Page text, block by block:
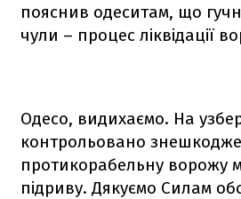
пояснив одеситам, що
чули – процес ліквідації
Одесо, видихаємо. На
контрольовано
протикорабельну ворожу
підриву. Дякуємо Силам